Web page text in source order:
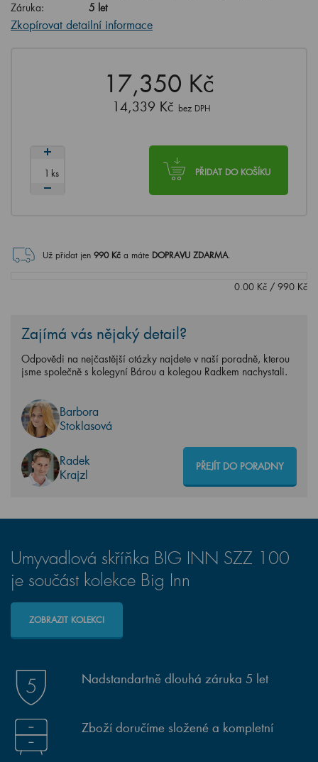
Záruka:
5 let
Zkopírovat detailní informace
17,350 Kč
14,339 Kč bez DPH
PŘIDAT DO KOŠÍKU
ks
Už přidat jen 990Kč a máte DOPRAVU ZDARMA.
0.00 Kč / 990 Kč
Zajímá vás nějaký detail?
Odpovědi na nejčastější otázky najdete v naší poradně, kterou
jsme společně s kolegyní Bárou a kolegou Radkem nachystali.
Barbora
Stoklasová
Radek
Krajzl
PŘEJÍT DO PORADNY
Umyvadlová skříňka BIG INN SZZ 100
je součást kolekce Big Inn
ZOBRAZIT KOLEKCI
Nadstandartně dlouhá záruka 5 let
Zboží doručíme složené a kompletní